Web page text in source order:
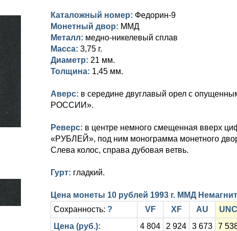
Каталожный номер: Федорин-9
Монетный двор: ММД
Металл: медно-никелевый сплав
Масса: 3,75 г.
Диаметр: 21 мм.
Толщина: 1,45 мм.
Аверс: в середине двуглавый орел с
РОССИИ».
Реверс: в центре немного смещенная вверх
«РУБЛЕЙ», под ним монограмма монетного
Слева колос, справа дубовая ветвь.
Гурт: гладкий.
Цена монеты 10 рублей 1993 г. ММД
Сохранность: ? VF XF AU
UNC
Цена (руб.):
4 804 2 924 3 673
7